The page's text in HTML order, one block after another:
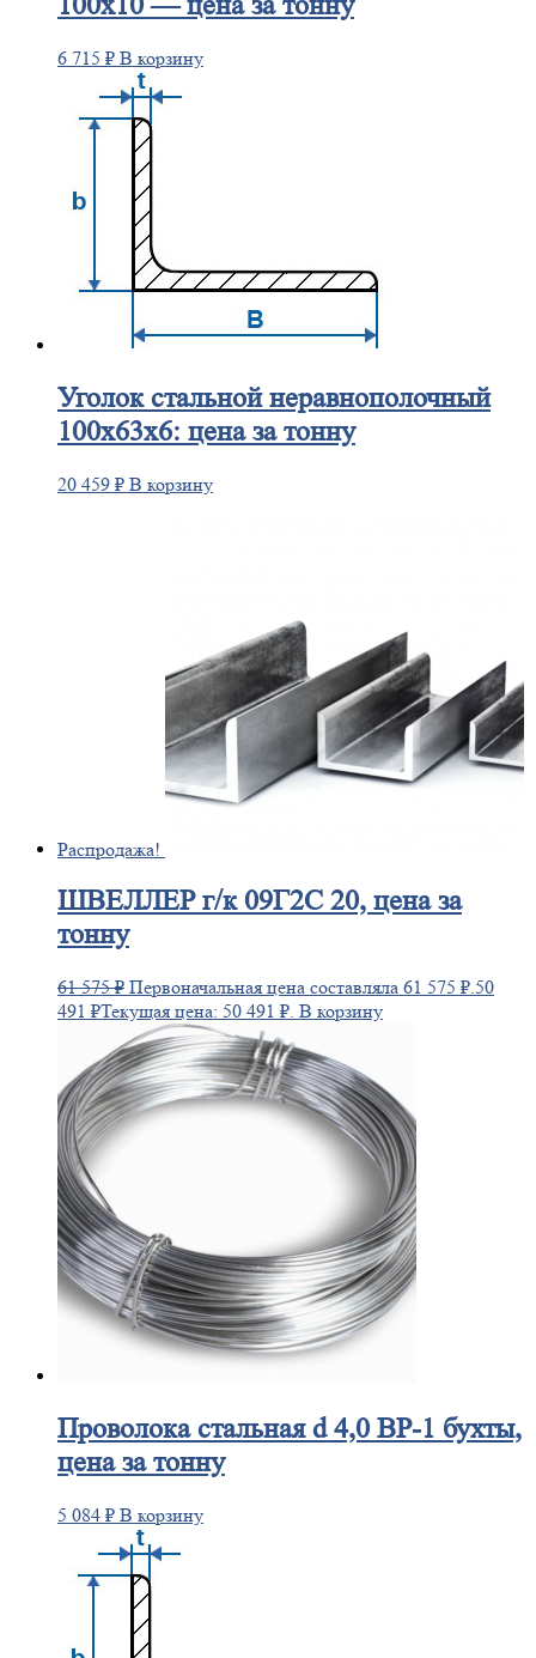
6 715 ₽ В корзину
Уголокстальной неравнополочный
100х63х6: цена за тонну
20 459 ₽ В корзину
Распродажа!
ШВЕЛЛЕРг/к 09Г2С 20, цена за
тонну
61 575₽ Первоначальная цена составляла 61 575 ₽.50
491 ₽Текущая цена: 50 491 ₽. В корзину
Проволокастальная d 4,0 ВР-1 бухты,
цена за тонну
5 084 ₽ В корзину